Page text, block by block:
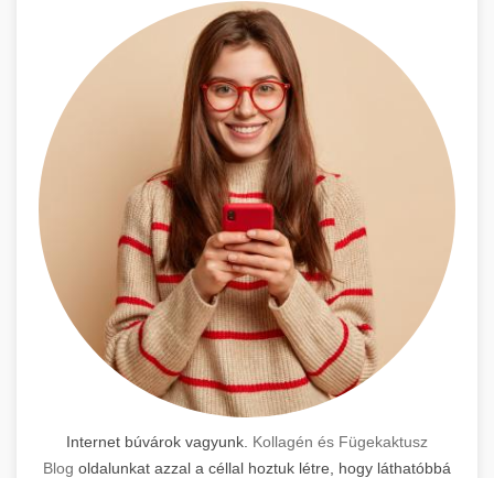
Internet búvárok vagyunk. Kollagén és Fügekaktusz
Blog oldalunkat azzal a céllal hoztuk létre, hogy láthatóbbá